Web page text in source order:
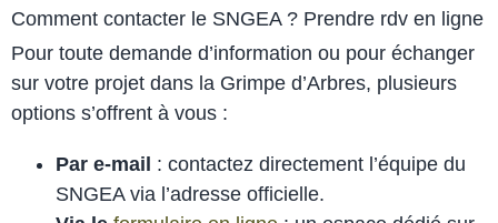
Comment contacter le SNGEA ? Prendre rdv en ligne
Pour toute demande d’information ou pour échanger
sur votre projet dans la Grimpe d’Arbres, plusieurs
options s’offrent à vous :
Par e-mail : contactez directement l’équipe du
SNGEA via l’adresse officielle.